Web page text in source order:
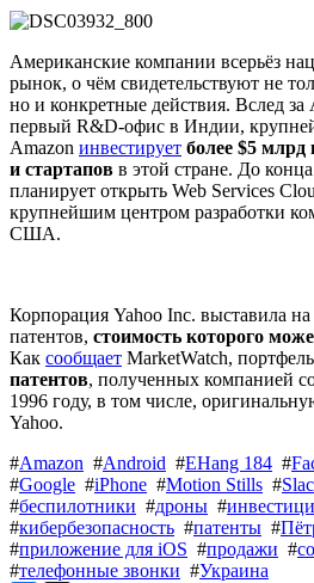
Американские компании всерьёз
рынок, о чём свидетельствуют не
но и конкретные действия. Вслед за
первый R&D-офис в Индии,
Amazon инвестирует более $5 млрд
и стартапов в этой стране. До
планирует открыть Web Services
крупнейшим центром разработки
США.
Корпорация Yahoo Inc. выставила
патентов, стоимость которого
Как сообщает MarketWatch,
патентов, полученных компанией
1996 году, в том числе,
Yahoo.
#Amazon #Android #EHang 184 #
#Google #iPhone #Motion Stills #
#беспилотники #дроны #
#кибербезопасность #патенты #
#приложение для iOS #продажи #
#телефонные звонки #Украина